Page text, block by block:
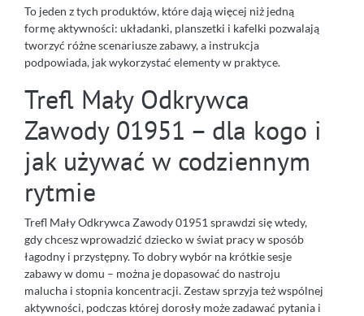
To jeden z tych produktów, które dają więcej niż jedną
formę aktywności: układanki, planszetki i kafelki pozwalają
tworzyć różne scenariusze zabawy, a instrukcja
podpowiada, jak wykorzystać elementy w praktyce.
Trefl Mały Odkrywca
Zawody 01951 – dla kogo i
jak używać w codziennym
rytmie
Trefl Mały Odkrywca Zawody 01951 sprawdzi się wtedy,
gdy chcesz wprowadzić dziecko w świat pracy w sposób
łagodny i przystępny. To dobry wybór na krótkie sesje
zabawy w domu – można je dopasować do nastroju
malucha i stopnia koncentracji. Zestaw sprzyja też wspólnej
aktywności, podczas której dorosły może zadawać pytania i